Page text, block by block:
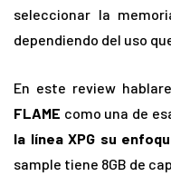
seleccionar la
dependiendo del uso
En este review
FLAME como una de
la línea XPG su
sample tiene 8GB de